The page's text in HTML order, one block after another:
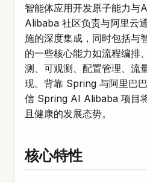
智能体应用开发原子能力
Alibaba 社区负责与阿里云
施的深度集成，同时包括与
的一些核心能力如流程编排
测、可观测、配置管理、流
现。背靠 Spring 与阿里巴
信 Spring AI Alibaba 项目
且健康的发展态势。
核心特性